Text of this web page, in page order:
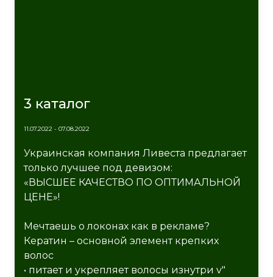
3 каталог
11.07.2022 - 07.08.2022
Украинская компания Ливеста предлагает
только лучшее под девизом:
«ВЫСШЕЕ КАЧЕСТВО ПО ОПТИМАЛЬНОЙ
ЦЕНЕ»!
Мечтаешь о локонах как в рекламе?
Кератин – основной элемент крепких
волос
• питает и укрепляет волосы изнутри v"